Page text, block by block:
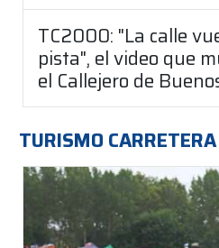
TC2000: "La calle
pista", el video que
el Callejero de
TURISMO CARRETERA